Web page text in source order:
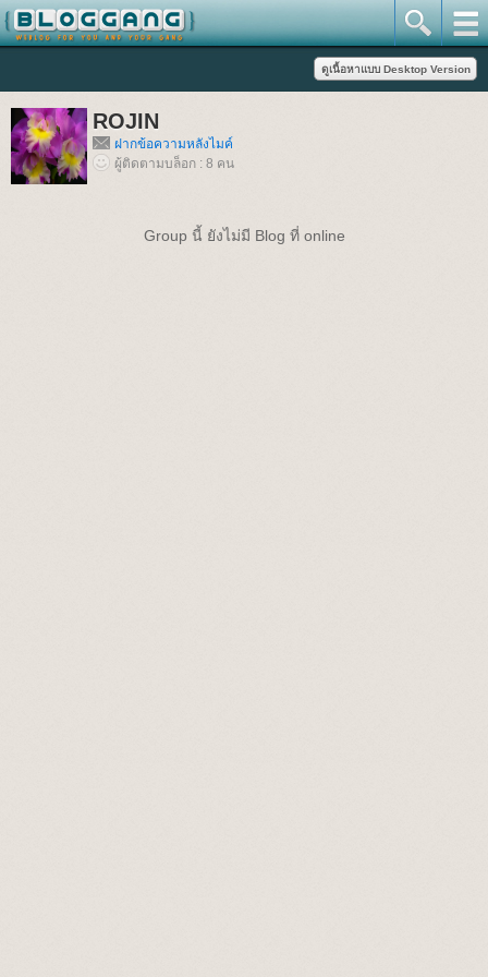
ROJIN
ฝากข้อความหลังไมค์
ผู้ติดตามบล็อก : 8 คน
Group นี้ ยังไม่มี Blog ที่ online